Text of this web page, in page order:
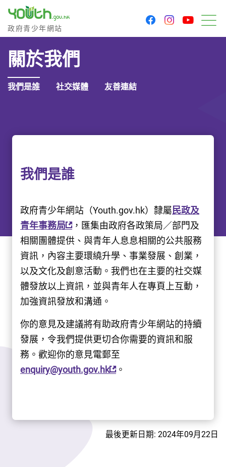
政府青少年網站
政府青少年網站
facebookinstagram
關於我們
我們是誰 社交媒體 友善連結
我們是誰
政府青少年網站（Youth.gov.hk）隸屬民政及
青年事務局 ，匯集由政府各政策局／部門及
相關團體提供、與青年人息息相關的公共服務
資訊，內容主要環繞升學、事業發展、創業，
以及文化及創意活動。我們也在主要的社交媒
體發放以上資訊，並與青年人在專頁上互動，
加強資訊發放和溝通。
你的意見及建議將有助政府青少年網站的持續
發展，令我們提供更切合你需要的資訊和服
務。歡迎你的意見電郵至
enquiry@youth.gov.hk 。
最後更新日期: 2024年09月22日